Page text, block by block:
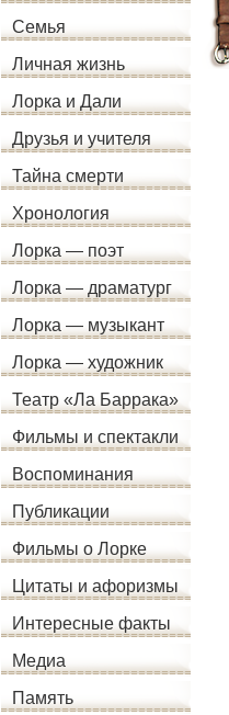
Семья
Личная жизнь
Лорка и Дали
Друзья и учителя
Тайна смерти
Хронология
Лорка — поэт
Лорка — драматург
Лорка — музыкант
Лорка — художник
Театр «Ла Баррака»
Фильмы и спектакли
Воспоминания
Публикации
Фильмы о Лорке
Цитаты и афоризмы
Интересные факты
Медиа
Память